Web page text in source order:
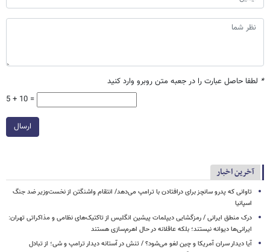
* لطفا حاصل عبارت را در جعبه متن روبرو وارد کنید
5 + 10 =
ارسال
آخرین اخبار
تاوانی که پدرو سانچز برای درافتادن با ترامپ می‌دهد/ انتقام واشنگتن از نخست‌وزیر ضد جنگ
اسپانیا
درک منطق ایرانی / رمزگشایی دیپلمات پیشین انگلیس از تاکتیک‌های نظامی و مذاکراتی تهران:
ایرانی‌ها دیوانه نیستند؛ بلکه عاقلانه در حال اهرم‌سازی هستند
آیا دیدار سران آمریکا و چین لغو می‌شود؟ / تنش در آستانه دیدار ترامپ و شی؛ از تبادل